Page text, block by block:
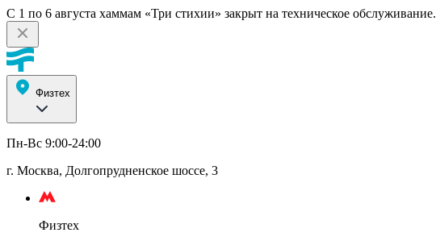
С 1 по 6 августа хаммам «Три стихии» закрыт на техническое
Физтех
Пн-Вс 9:00-24:00
г. Москва, Долгопрудненское шоссе, 3
Физтех